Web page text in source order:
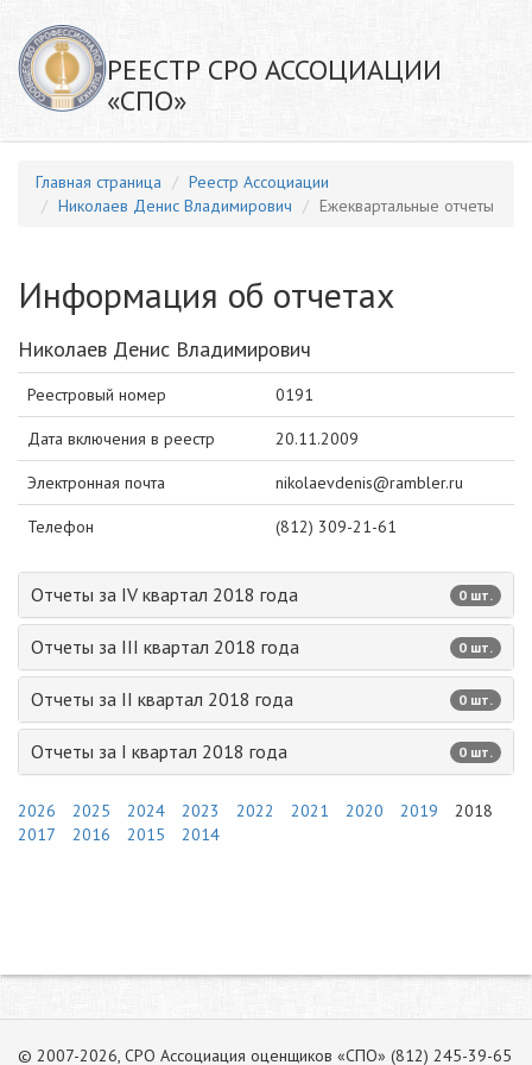
РЕЕСТР СРО АССОЦИАЦИИ
«СПО»
Главная страница
Реестр Ассоциации
Николаев Денис Владимирович
Ежеквартальные отчеты
Информация об отчетах
Николаев Денис Владимирович
Реестровый номер 0191
Дата включения в реестр 20.11.2009
Электронная почта nikolaevdenis@rambler.ru
Телефон (812) 309-21-61
Отчеты за IV квартал 2018 года 0 шт.
Отчеты за III квартал 2018 года 0 шт.
Отчеты за II квартал 2018 года 0 шт.
Отчеты за I квартал 2018 года 0 шт.
2026 2025 2024 2023 2022 2021 2020 2019
2018
2017
2016 2015 2014
© 2007-2026, СРО Ассоциация оценщиков «СПО» (812) 245-39-65